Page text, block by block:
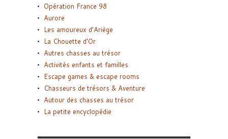
Opération France 98
Aurore
Les amoureux d’Ariège
La Chouette d’Or
Autres chasses au trésor
Activités enfants et familles
Escape games & escape rooms
Chasseurs de trésors & Aventure
Autour des chasses au trésor
La petite encyclopédie